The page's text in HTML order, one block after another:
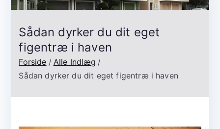
Sådan dyrker du dit eget
figentræ i haven
Forside
Alle Indlæg
Sådan dyrker du dit eget figentræ i haven